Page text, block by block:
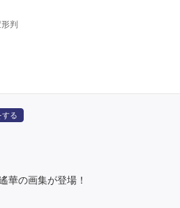
判
する
華の画集が登場！